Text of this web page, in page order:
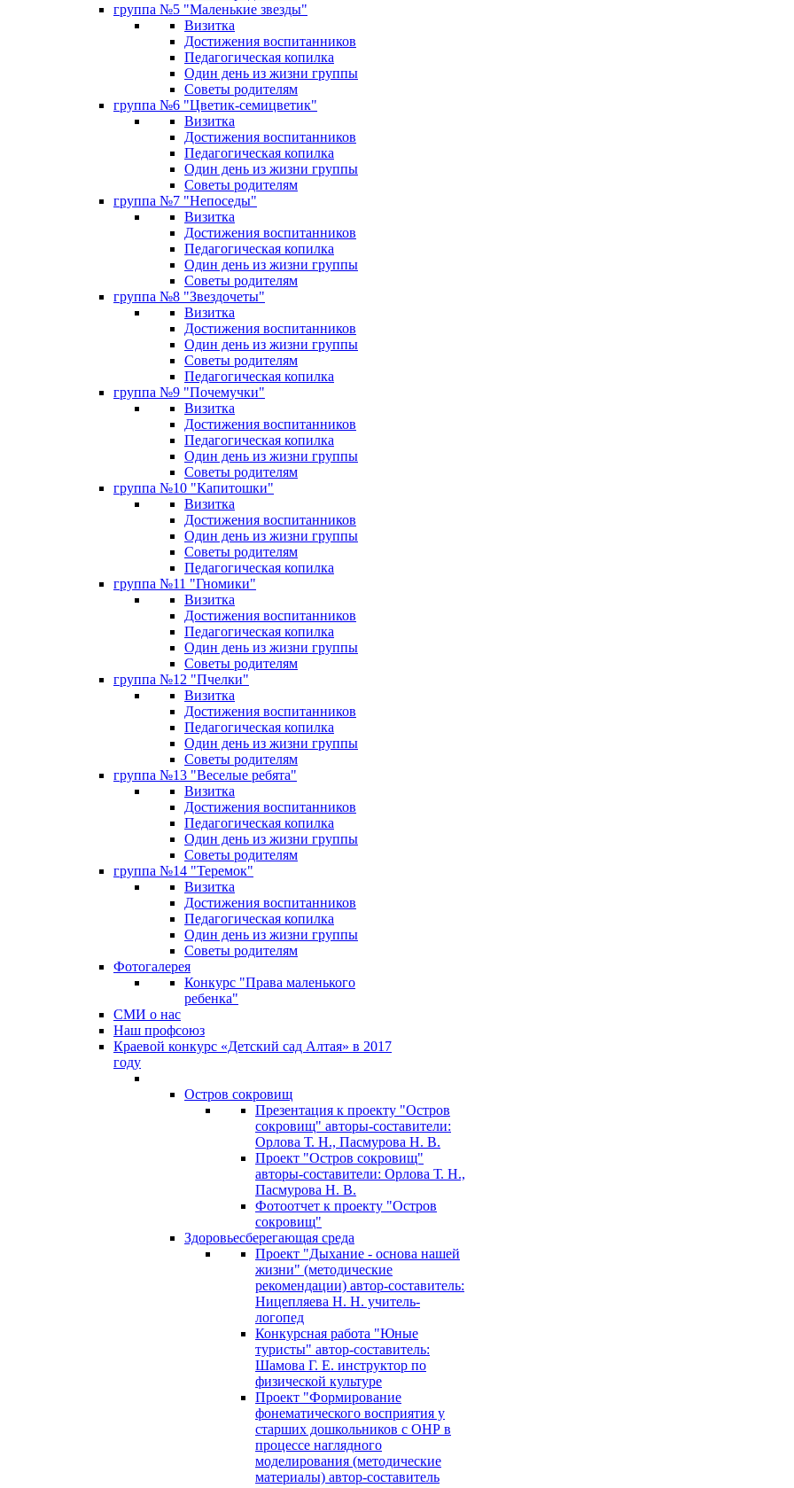
группа №5 "Маленькие звезды"
Визитка
Достижения воспитанников
Педагогическая копилка
Один день из жизни группы
Советы родителям
группа №6 "Цветик-семицветик"
Визитка
Достижения воспитанников
Педагогическая копилка
Один день из жизни группы
Советы родителям
группа №7 "Непоседы"
Визитка
Достижения воспитанников
Педагогическая копилка
Один день из жизни группы
Советы родителям
группа №8 "Звездочеты"
Визитка
Достижения воспитанников
Один день из жизни группы
Советы родителям
Педагогическая копилка
группа №9 "Почемучки"
Визитка
Достижения воспитанников
Педагогическая копилка
Один день из жизни группы
Советы родителям
группа №10 "Капитошки"
Визитка
Достижения воспитанников
Один день из жизни группы
Советы родителям
Педагогическая копилка
группа №11 "Гномики"
Визитка
Достижения воспитанников
Педагогическая копилка
Один день из жизни группы
Советы родителям
группа №12 "Пчелки"
Визитка
Достижения воспитанников
Педагогическая копилка
Один день из жизни группы
Советы родителям
группа №13 "Веселые ребята"
Визитка
Достижения воспитанников
Педагогическая копилка
Один день из жизни группы
Советы родителям
группа №14 "Теремок"
Визитка
Достижения воспитанников
Педагогическая копилка
Один день из жизни группы
Советы родителям
Фотогалерея
Конкурс "Права маленького
ребенка"
СМИ о нас
Наш профсоюз
Краевой конкурс «Детский сад Алтая» в 2017
году
Остров сокровищ
Презентация к проекту "Остров
сокровищ" авторы-составители:
Орлова Т. Н., Пасмурова Н. В.
Проект "Остров сокровищ"
авторы-составители: Орлова Т. Н.,
Пасмурова Н. В.
Фотоотчет к проекту "Остров
сокровищ"
Здоровьесберегающая среда
Проект "Дыхание - основа нашей
жизни" (методические
рекомендации) автор-составитель:
Ницепляева Н. Н. учитель-
логопед
Конкурсная работа "Юные
туристы" автор-составитель:
Шамова Г. Е. инструктор по
физической культуре
Проект "Формирование
фонематического восприятия у
старших дошкольников с ОНР в
процессе наглядного
моделирования (методические
материалы) автор-составитель